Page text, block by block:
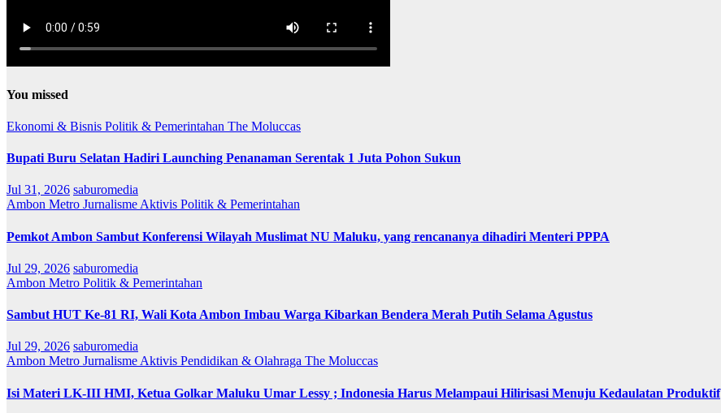
You missed
Ekonomi & Bisnis Politik & Pemerintahan The Moluccas
Bupati Buru Selatan Hadiri Launching Penanaman Serentak 1 Juta Pohon Sukun
Jul 31, 2026 saburomedia
Ambon Metro Jurnalisme Aktivis Politik & Pemerintahan
Pemkot Ambon Sambut Konferensi Wilayah Muslimat NU Maluku, yang rencananya dihadiri Menteri PPPA
Jul 29, 2026 saburomedia
Ambon Metro Politik & Pemerintahan
Sambut HUT Ke-81 RI, Wali Kota Ambon Imbau Warga Kibarkan Bendera Merah Putih Selama Agustus
Jul 29, 2026 saburomedia
Ambon Metro Jurnalisme Aktivis Pendidikan & Olahraga The Moluccas
Isi Materi LK-III HMI, Ketua Golkar Maluku Umar Lessy ; Indonesia Harus Melampaui Hilirisasi Menuju Kedaulatan Produktif